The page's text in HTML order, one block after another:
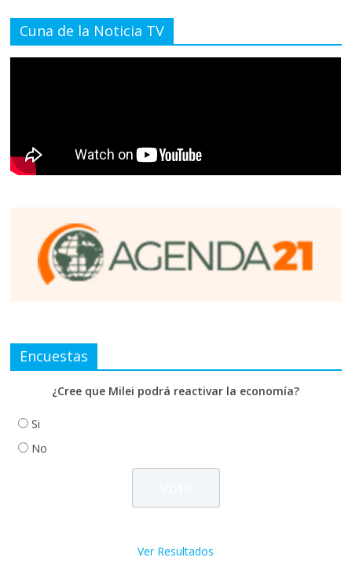
Cuna de la Noticia TV
Encuestas
¿Cree que Milei podrá reactivar la economía?
Si
No
Ver Resultados